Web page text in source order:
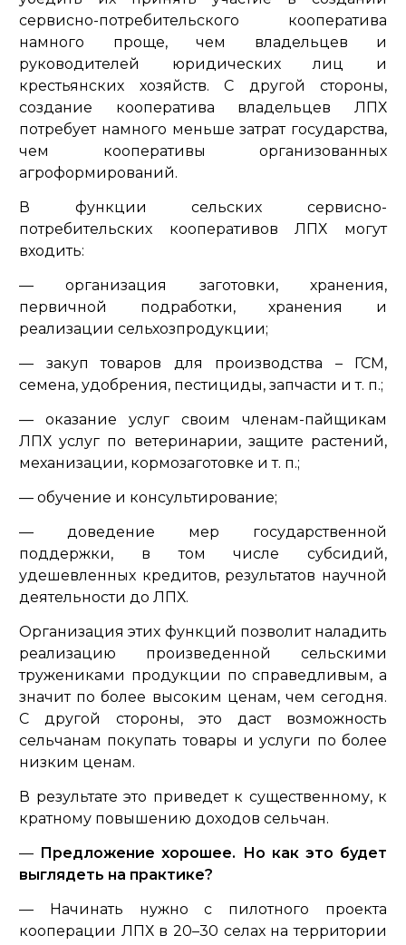
сервисно-потребительского кооператива
намного проще, чем владельцев и
руководителей юридических лиц и
крестьянских хозяйств. С другой стороны,
создание кооператива владельцев ЛПХ
потребует намного меньше затрат государства,
чем кооперативы организованных
агроформирований.
В функции сельских сервисно-
потребительских кооперативов ЛПХ могут
входить:
— организация заготовки, хранения,
первичной подработки, хранения и
реализации сельхозпродукции;
— закуп товаров для производства – ГСМ,
семена, удобрения, пестициды, запчасти и т. п.;
— оказание услуг своим членам-пайщикам
ЛПХ услуг по ветеринарии, защите растений,
механизации, кормозаготовке и т. п.;
— обучение и консультирование;
— доведение мер государственной
поддержки, в том числе субсидий,
удешевленных кредитов, результатов научной
деятельности до ЛПХ.
Организация этих функций позволит наладить
реализацию произведенной сельскими
тружениками продукции по справедливым, а
значит по более высоким ценам, чем сегодня.
С другой стороны, это даст возможность
сельчанам покупать товары и услуги по более
низким ценам.
В результате это приведет к существенному, к
кратному повышению доходов сельчан.
— Предложение хорошее. Но как это будет
выглядеть на практике?
— Начинать нужно с пилотного проекта
кооперации ЛПХ в 20–30 селах на территории